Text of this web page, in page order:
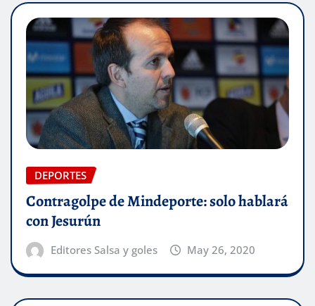
DEPORTES
Contragolpe de Mindeporte: solo hablará
con Jesurún
Editores Salsa y goles May 26, 2020